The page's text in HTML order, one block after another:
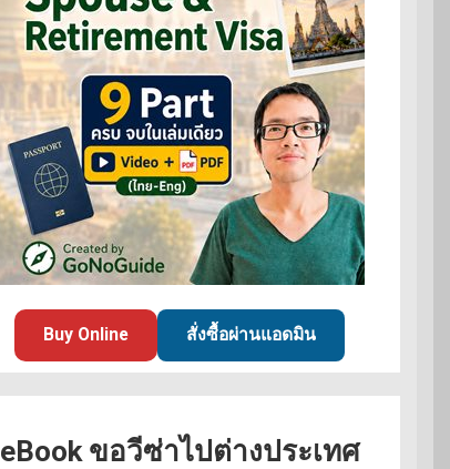
Buy Online สั่งซื้อผ่านแอดมิน
eBook ขอวีซ่าไปต่างประเทศ